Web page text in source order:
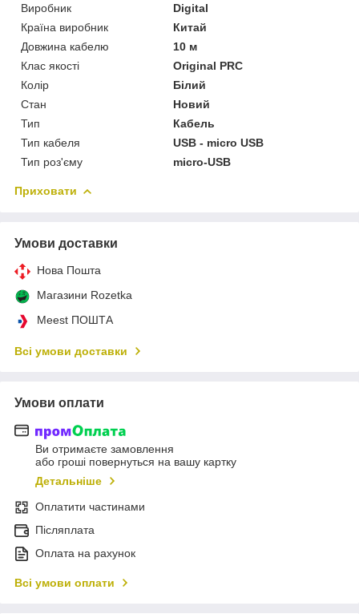
Виробник
Digital
Країна виробник
Китай
Довжина кабелю
10 м
Клас якості
Original PRC
Колір
Білий
Стан
Новий
Тип
Кабель
Тип кабеля
USB - micro USB
Тип роз'єму
micro-USB
Приховати
Умови доставки
Нова Пошта
Магазини Rozetka
Meest ПОШТА
Всі умови доставки
Умови оплати
Ви отримаєте замовлення
або гроші повернуться на вашу картку
Детальніше
Оплатити частинами
Післяплата
Оплата на рахунок
Всі умови оплати